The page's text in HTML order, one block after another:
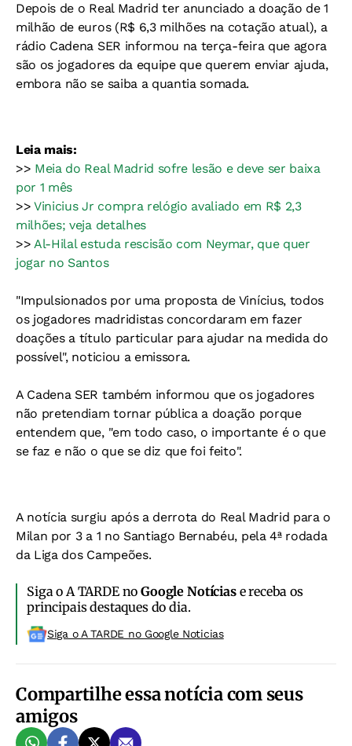
Depois de o Real Madrid ter anunciado a doação de 1
milhão de euros (R$ 6,3 milhões na cotação atual), a
rádio Cadena SER informou na terça-feira que agora
são os jogadores da equipe que querem enviar ajuda,
embora não se saiba a quantia somada.
Leia mais:
>> Meia do Real Madrid sofre lesão e deve ser baixa
por 1 mês
>>Vinicius Jr compra relógio avaliado em R$ 2,3
milhões; veja detalhes
>>Al-Hilal estuda rescisão com Neymar, que quer
jogar no Santos
"Impulsionados por uma proposta de Vinícius, todos
os jogadores madridistas concordaram em fazer
doações a título particular para ajudar na medida do
possível", noticiou a emissora.
A Cadena SER também informou que os jogadores
não pretendiam tornar pública a doação porque
entendem que, "em todo caso, o importante é o que
se faz e não o que se diz que foi feito".
A notícia surgiu após a derrota do Real Madrid para o
Milan por 3 a 1 no Santiago Bernabéu, pela 4ª rodada
da Liga dos Campeões.
Siga o A TARDE noGoogle Notíciase receba os
principais destaques do dia.
Siga o A TARDE no Google Noticias
Compartilhe essa notícia com seus
amigos